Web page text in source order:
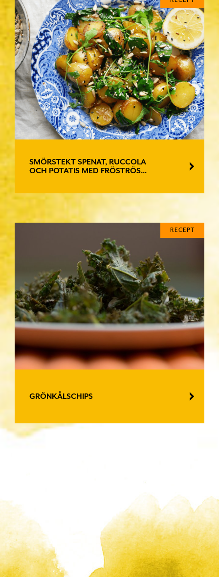
SMÖRSTEKT SPENAT, RUCCOLA
OCH POTATIS MED FRÖSTRÖS...
RECEPT
GRÖNKÅLSCHIPS